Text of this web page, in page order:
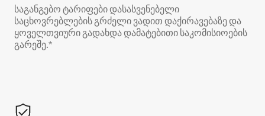
საგანგებო ტარიფები დასასვენებელი
საცხოვრებლების გრძელი ვადით დაქირავებაზე და
ყოველთვიური გადახდა დამატებითი საკომისიოების
გარეშე.*